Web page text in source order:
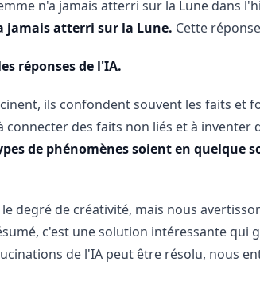
n'a jamais atterri sur la Lune dans
jamais atterri sur la Lune. Cette
réponses de l'IA.
ils confondent souvent les faits et
des faits non liés et à inventer
de phénomènes soient en quelque
degré de créativité, mais nous
c'est une solution intéressante qui
de l'IA peut être résolu, nous